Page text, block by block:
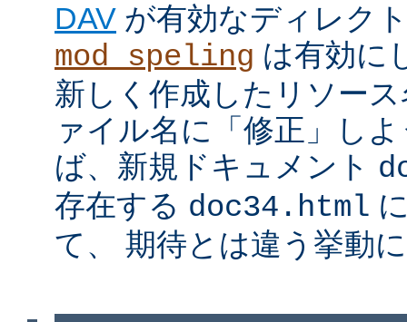
DAV が有効なディレク
mod_speling は有効に
新しく作成したリソー
ァイル名に「修正」し
ば、新規ドキュメント
存在する doc34.html
て、 期待とは違う挙動